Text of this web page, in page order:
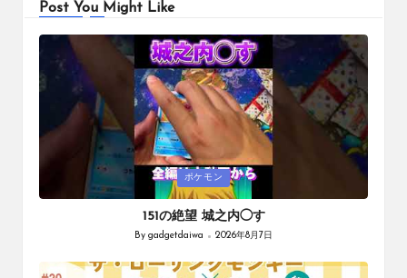
Post You Might Like
Posted
in
ポケモン
151の絶望 城之内◯す
Posted
Bygadgetdaiwa 2026年8月7日